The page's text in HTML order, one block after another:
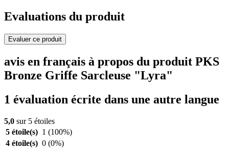
Evaluations du produit
Evaluer ce produit
avis en français à propos du produit PKS
Bronze Griffe Sarcleuse "Lyra"
1 évaluation écrite dans une autre langue
5,0 sur 5 étoiles
5 étoile(s) 1 (100%)
4 étoile(s) 0 (0%)